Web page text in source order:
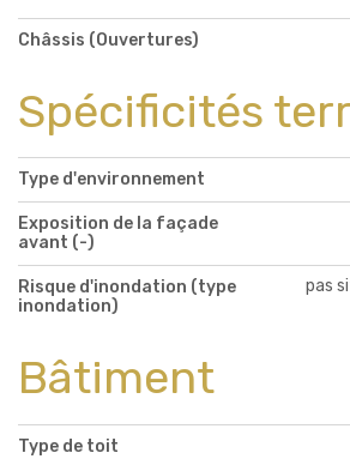
Châssis (Ouvertures)
Spécificités
Type d'environnement
Exposition de la façade
avant (-)
Risque d'inondation (type
inondation)
pas
Bâtiment
Type de toit